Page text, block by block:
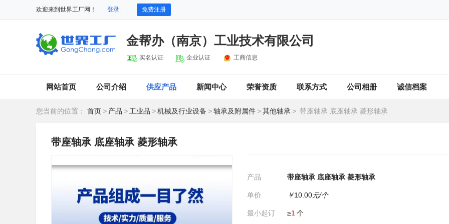
欢迎来到世界工厂网！ 登录 免费注册
金帮办（南京）工业技术有限公司
实名认证 企业认证 工商信息
网站首页 公司介绍 供应产品 新闻中心 荣誉资质 联系方式 公司相册 诚信档案
您当前的位置： 首页 > 产品 > 工业品 >机械及行业设备 >轴承及附属件 >其他轴承 > 带座轴承 底座轴承 菱形轴承
带座轴承 底座轴承 菱形轴承
产品 带座轴承 底座轴承 菱形轴承
单价 ￥10.00元/个
最小起订 ≥1个